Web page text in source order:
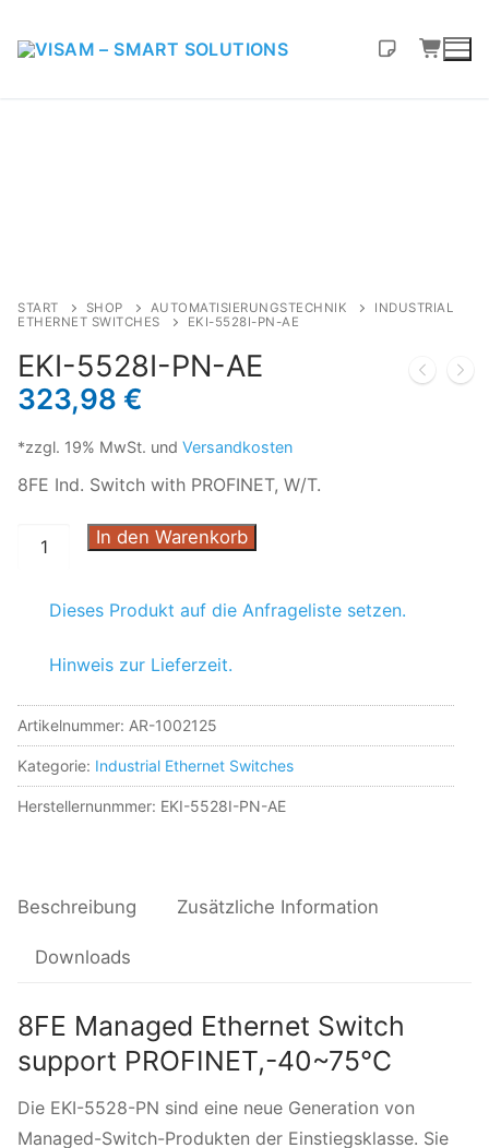
START SHOP AUTOMATISIERUNGSTECHNIK
INDUSTRIAL
ETHERNET SWITCHES
EKI-5528I-PN-AE
EKI-5528I-PN-AE
323,98 €
*zzgl. 19% MwSt. und Versandkosten
8FE Ind. Switch with PROFINET, W/T.
EKI-
Menge
In den Warenkorb
Dieses Produkt auf die Anfrageliste setzen.
Hinweis zur Lieferzeit.
Artikelnummer: AR-1002125
Kategorie: Industrial Ethernet Switches
Herstellernunmmer: EKI-5528I-PN-AE
Beschreibung Zusätzliche Information
Downloads
8FE Managed Ethernet Switch
support PROFINET,-40~75°C
Die EKI-5528-PN sind eine neue Generation von
Managed-Switch-Produkten der Einstiegsklasse. Sie